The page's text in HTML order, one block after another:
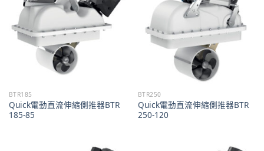
BTR185
Quick電動直流伸縮側推器BTR
185-85
BTR250
Quick電動直流伸縮側推器BTR
250-120